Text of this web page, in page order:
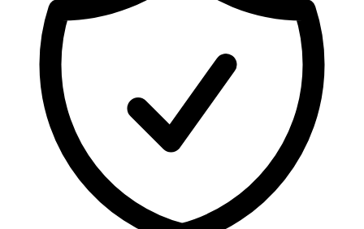
Статут УТОГ
Документи ВФГ
Міжнародні документи